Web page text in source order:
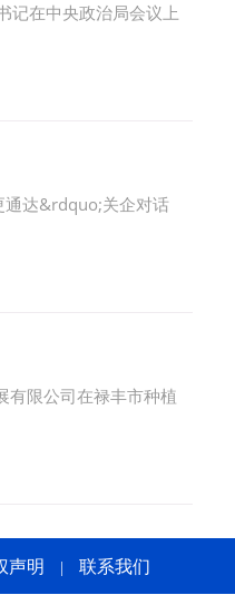
在中央政治局会议上
达&rdquo;关企对话
限公司在禄丰市种植
声明 联系我们